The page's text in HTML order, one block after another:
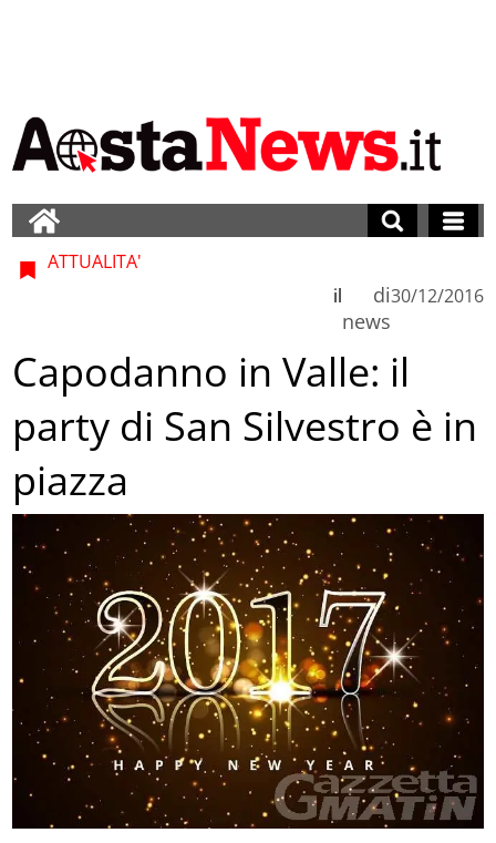
ATTUALITA'
di
news
il 30/12/2016
Capodanno in Valle: il
party di San Silvestro è in
piazza